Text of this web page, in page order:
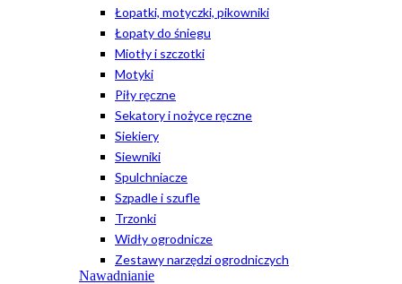
Łopatki, motyczki, pikowniki
Łopaty do śniegu
Miotły i szczotki
Motyki
Piły ręczne
Sekatory i nożyce ręczne
Siekiery
Siewniki
Spulchniacze
Szpadle i szufle
Trzonki
Widły ogrodnicze
Zestawy narzędzi ogrodniczych
Nawadnianie